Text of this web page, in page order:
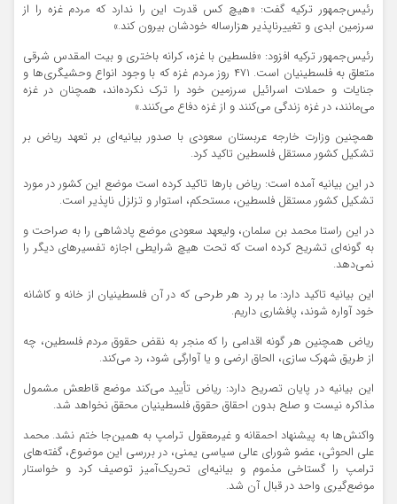
رئیس‌جمهور ترکیه گفت: «هیچ کس قدرت این را ندارد که مردم غزه را از
سرزمین ابدی و تغییرناپذیر هزارساله خودشان بیرون کند.»
رئیس‌جمهور ترکیه افزود: «فلسطین با غزه، کرانه باختری و بیت المقدس شرقی
متعلق به فلسطینیان است. ۴۷۱ روز مردم غزه که با وجود انواع وحشیگری‌ها و
جنایات و حملات اسرائیل سرزمین خود را ترک نکرده‌اند، همچنان در غزه
می‌مانند، در غزه زندگی می‌کنند و از غزه دفاع می‌کنند.»
همچنین وزارت خارجه عربستان سعودی با صدور بیانیه‌ای بر تعهد ریاض بر
تشکیل کشور مستقل فلسطین تاکید کرد.
در این بیانیه آمده است: ریاض بارها تاکید کرده است موضع این کشور در مورد
تشکیل کشور مستقل فلسطین، مستحکم، استوار و تزلزل ناپذیر است.
در این راستا محمد بن سلمان، ولیعهد سعودی موضع پادشاهی را به صراحت و
به گونه‌ای تشریح کرده است که تحت هیچ شرایطی اجازه تفسیرهای دیگر را
نمی‌دهد.
این بیانیه تاکید دارد: ما بر رد هر طرحی که در آن فلسطینیان از خانه و کاشانه
خود آواره شوند، پافشاری داریم.
ریاض همچنین هر گونه اقدامی را که منجر به نقض حقوق مردم فلسطین، چه
از طریق شهرک سازی، الحاق ارضی و یا آوارگی شود، رد می‌کند.
این بیانیه در پایان تصریح دارد: ریاض تأیید می‌کند موضع قاطعش مشمول
مذاکره نیست و صلح بدون احقاق حقوق فلسطینیان محقق نخواهد شد.
واکنش‌ها به پیشنهاد احمقانه و غیرمعقول ترامپ به همین‌جا ختم نشد. محمد
علی الحوثی، عضو شورای عالی سیاسی یمنی، در بررسی این موضوع، گفته‌های
ترامپ را گستاخی مذموم و بیانیه‌ای تحریک‌آمیز توصیف کرد و خواستار
موضع‌گیری واحد در قبال آن شد.